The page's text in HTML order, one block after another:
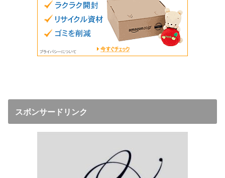
スボンサードリンク